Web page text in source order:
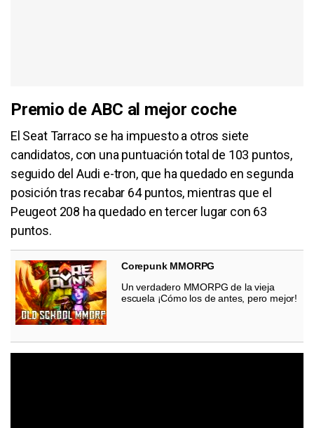
Premio de ABC al mejor coche
El Seat Tarraco se ha impuesto a otros siete
candidatos, con una puntuación total de 103 puntos,
seguido del Audi e-tron, que ha quedado en segunda
posición tras recabar 64 puntos, mientras que el
Peugeot 208 ha quedado en tercer lugar con 63
puntos.
Corepunk MMORPG
Un verdadero MMORPG de la vieja
escuela ¡Cómo los de antes, pero mejor!